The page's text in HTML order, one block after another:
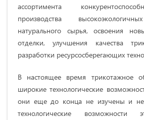
ассортимента
производства
натурального сырья, освоения
отделки, улучшения качества
разработки ресурсосберегающих
В настоящее время трикотажное
широкие технологические
они еще до конца не изучены и не
технологические